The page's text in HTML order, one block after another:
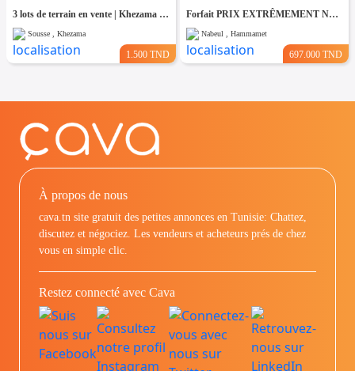
3 lots de terrain en vente | Khezama Jawhara Sousse
Sousse , Khezama
1.500 TND
Forfait PRIX EXTRÊMEMENT NÉGOCIABLE Terrain entièrement clôturé à HAMMAMET 8200m²
Nabeul , Hammamet
697.000 TND
À propos de nous
cava.tn site gratuit des petites annonces en Tunisie: Chattez,
discutez et négociez. Les vendeurs et acheteurs prés de chez
vous en simple clic.
Restez connecté avec Cava